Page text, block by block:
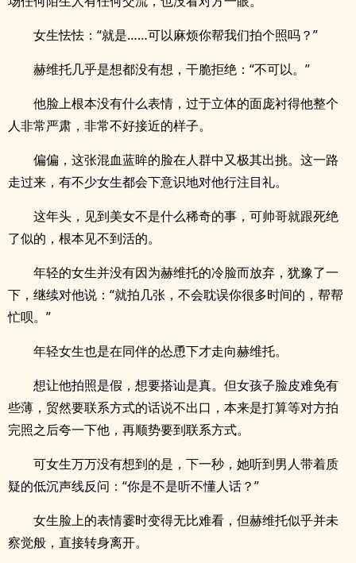
女生怯怯：“就是……可以麻烦你帮我们拍个照吗？”
赫维托几乎是想都没有想，干脆拒绝：“不可以。”
他脸上根本没有什么表情，过于立体的面庞衬得他整个
人非常严肃，非常不好接近的样子。
偏偏，这张混血蓝眸的脸在人群中又极其出挑。这一路
走过来，有不少女生都会下意识地对他行注目礼。
这年头，见到美女不是什么稀奇的事，可帅哥就跟死绝
了似的，根本见不到活的。
年轻的女生并没有因为赫维托的冷脸而放弃，犹豫了一
下，继续对他说：“就拍几张，不会耽误你很多时间的，帮帮
忙呗。”
年轻女生也是在同伴的怂恿下才走向赫维托。
想让他拍照是假，想要搭讪是真。但女孩子脸皮难免有
些薄，贸然要联系方式的话说不出口，本来是打算等对方拍
完照之后夸一下他，再顺势要到联系方式。
可女生万万没有想到的是，下一秒，她听到男人带着质
疑的低沉声线反问：“你是不是听不懂人话？”
女生脸上的表情霎时变得无比难看，但赫维托似乎并未
察觉般，直接转身离开。